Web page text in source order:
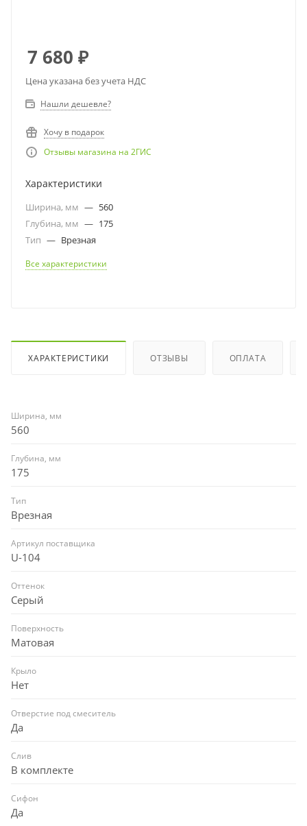
7 680 ₽
Цена указана без учета НДС
Нашли дешевле?
Хочу в подарок
Отзывы магазина на 2ГИС
Характеристики
Ширина, мм — 560
Глубина, мм — 175
Тип — Врезная
Все характеристики
ХАРАКТЕРИСТИКИ ОТЗЫВЫ ОПЛАТА
Ширина, мм
560
Глубина, мм
175
Тип
Врезная
Артикул поставщика
U-104
Оттенок
Серый
Поверхность
Матовая
Крыло
Нет
Отверстие под смеситель
Да
Слив
В комплекте
Сифон
Да